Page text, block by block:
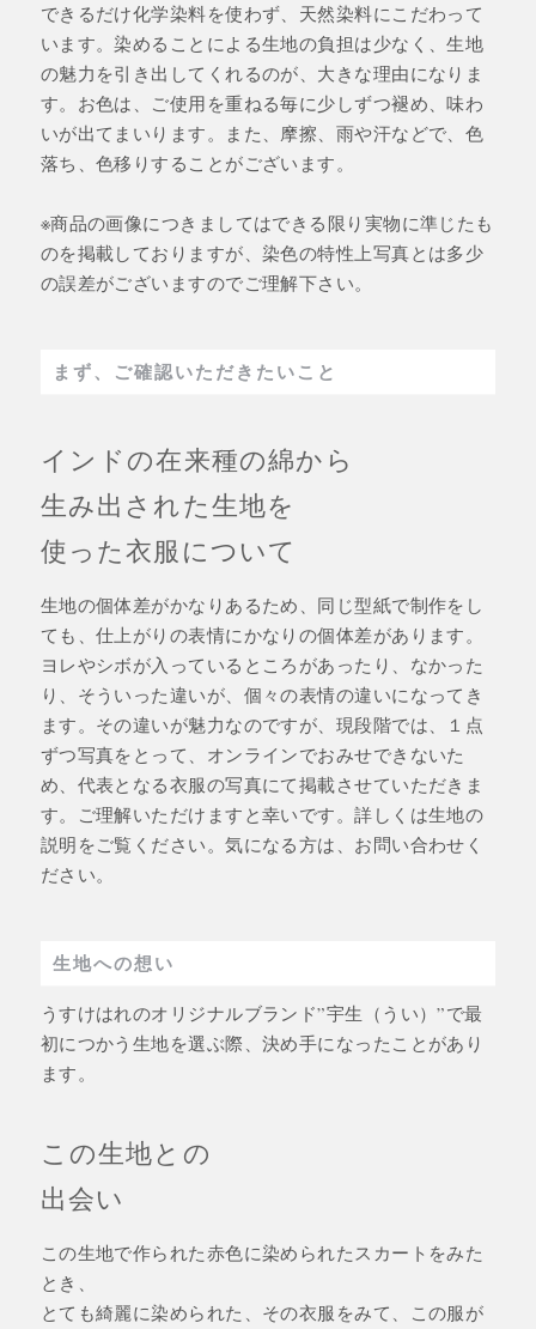
できるだけ化学染料を使わず、天然染料にこだわって
います。染めることによる生地の負担は少なく、生地
の魅力を引き出してくれるのが、大きな理由になりま
す。お色は、ご使用を重ねる毎に少しずつ褪め、味わ
いが出てまいります。また、摩擦、雨や汗などで、色
落ち、色移りすることがございます。
※商品の画像につきましてはできる限り実物に準じたも
のを掲載しておりますが、染色の特性上写真とは多少
の誤差がございますのでご理解下さい。
まず、ご確認いただきたいこと
インドの在来種の綿から
生み出された生地を
使った衣服について
生地の個体差がかなりあるため、同じ型紙で制作をし
ても、仕上がりの表情にかなりの個体差があります。
ヨレやシボが入っているところがあったり、なかった
り、そういった違いが、個々の表情の違いになってき
ます。その違いが魅力なのですが、現段階では、１点
ずつ写真をとって、オンラインでおみせできないた
め、代表となる衣服の写真にて掲載させていただきま
す。ご理解いただけますと幸いです。詳しくは生地の
説明をご覧ください。気になる方は、お問い合わせく
ださい。
生地への想い
うすけはれのオリジナルブランド”宇生（うい）”で最
初につかう生地を選ぶ際、決め手になったことがあり
ます。
この生地との
出会い
この生地で作られた赤色に染められたスカートをみた
とき、
とても綺麗に染められた、その衣服をみて、この服が